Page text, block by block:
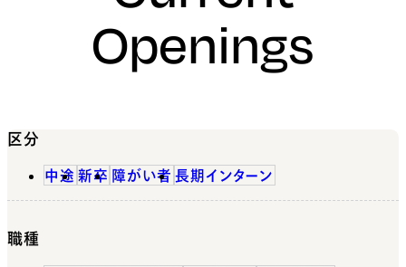
Openings
区分
中途 新卒 障がい者 長期インターン
職種